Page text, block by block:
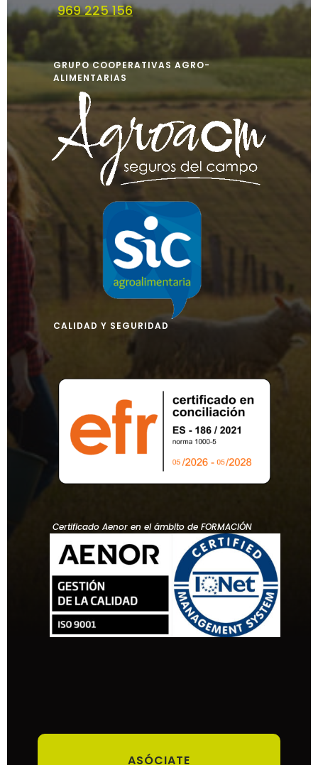
969 225 156
GRUPO COOPERATIVAS AGRO-
ALIMENTARIAS
CALIDAD Y SEGURIDAD
Certificado Aenor en el ámbito de FORMACIÓN
ASÓCIATE